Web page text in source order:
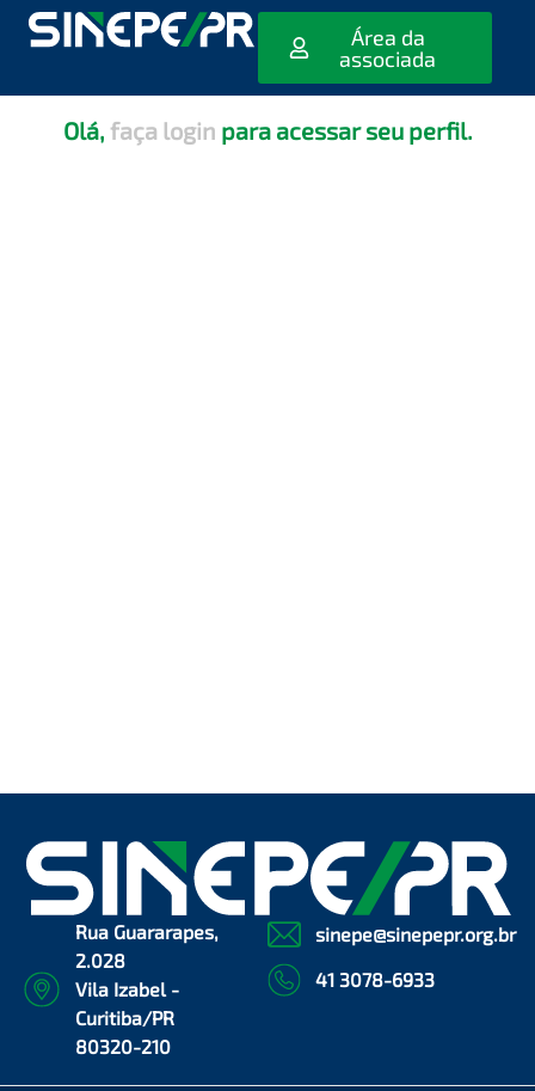
Área da
associada
[editar_escola_usuario]
Olá, faça login para acessar seu perfil.
Rua Guararapes,
2.028
Vila Izabel -
Curitiba/PR
80320-210
sinepe@sinepepr.org.br
41 3078-6933